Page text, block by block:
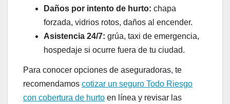
Daños por intento de hurto: chapa
forzada, vidrios rotos, daños al encender.
Asistencia 24/7: grúa, taxi de emergencia,
hospedaje si ocurre fuera de tu ciudad.
Para conocer opciones de aseguradoras, te
recomendamos cotizar un seguro Todo Riesgo
con cobertura de hurto en línea y revisar las